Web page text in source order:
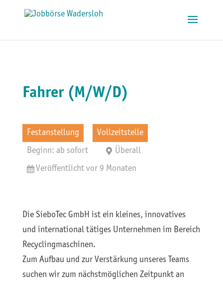
Fahrer (M/W/D)
Festanstellung
Vollzeitstelle
Beginn: ab sofort
Überall
Veröffentlicht vor 9 Monaten
Die SieboTec GmbH ist ein kleines, innovatives
und international tätiges Unternehmen im Bereich
Recyclingmaschinen.
Zum Aufbau und zur Verstärkung unseres Teams
suchen wir zum nächstmöglichen Zeitpunkt an